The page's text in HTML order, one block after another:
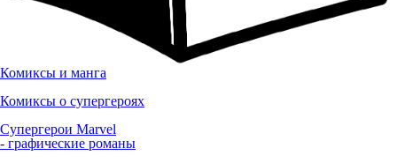
Комиксы и манга
Комиксы о супергероях
Супергерои Marvel
- графические романы